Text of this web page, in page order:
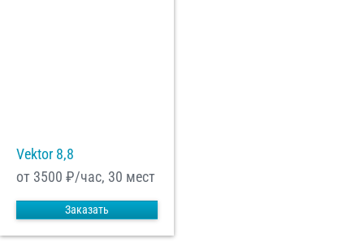
Vektor 8,8
от 3500 ₽/час, 30 мест
Заказать